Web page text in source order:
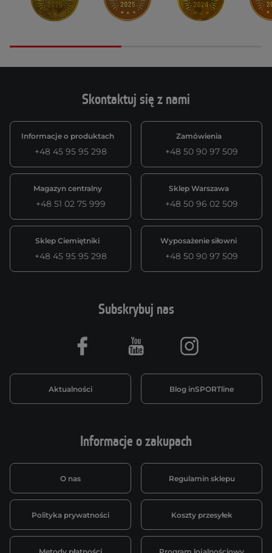
Skontaktuj się z nami
Informacje o produktach
+48 45 95 95 298
Zamówienia
+48 50 90 97 509
Magazyn centralny
+48 51 02 75 999
Sklep Warszawa
+48 50 96 02 509
Sklep Ciemiętniki
+48 45 95 95 298
Wyposażenie siłowni
+48 50 90 97 509
Informacje o zakupach
O nas Regulamin sklepu
Polityka prywatności Koszty przesyłek
Metody płatności Program lojalnościowy
Subskrybuj nas
Aktualności Blog inSPORTline
Facebook Youtube Instagram